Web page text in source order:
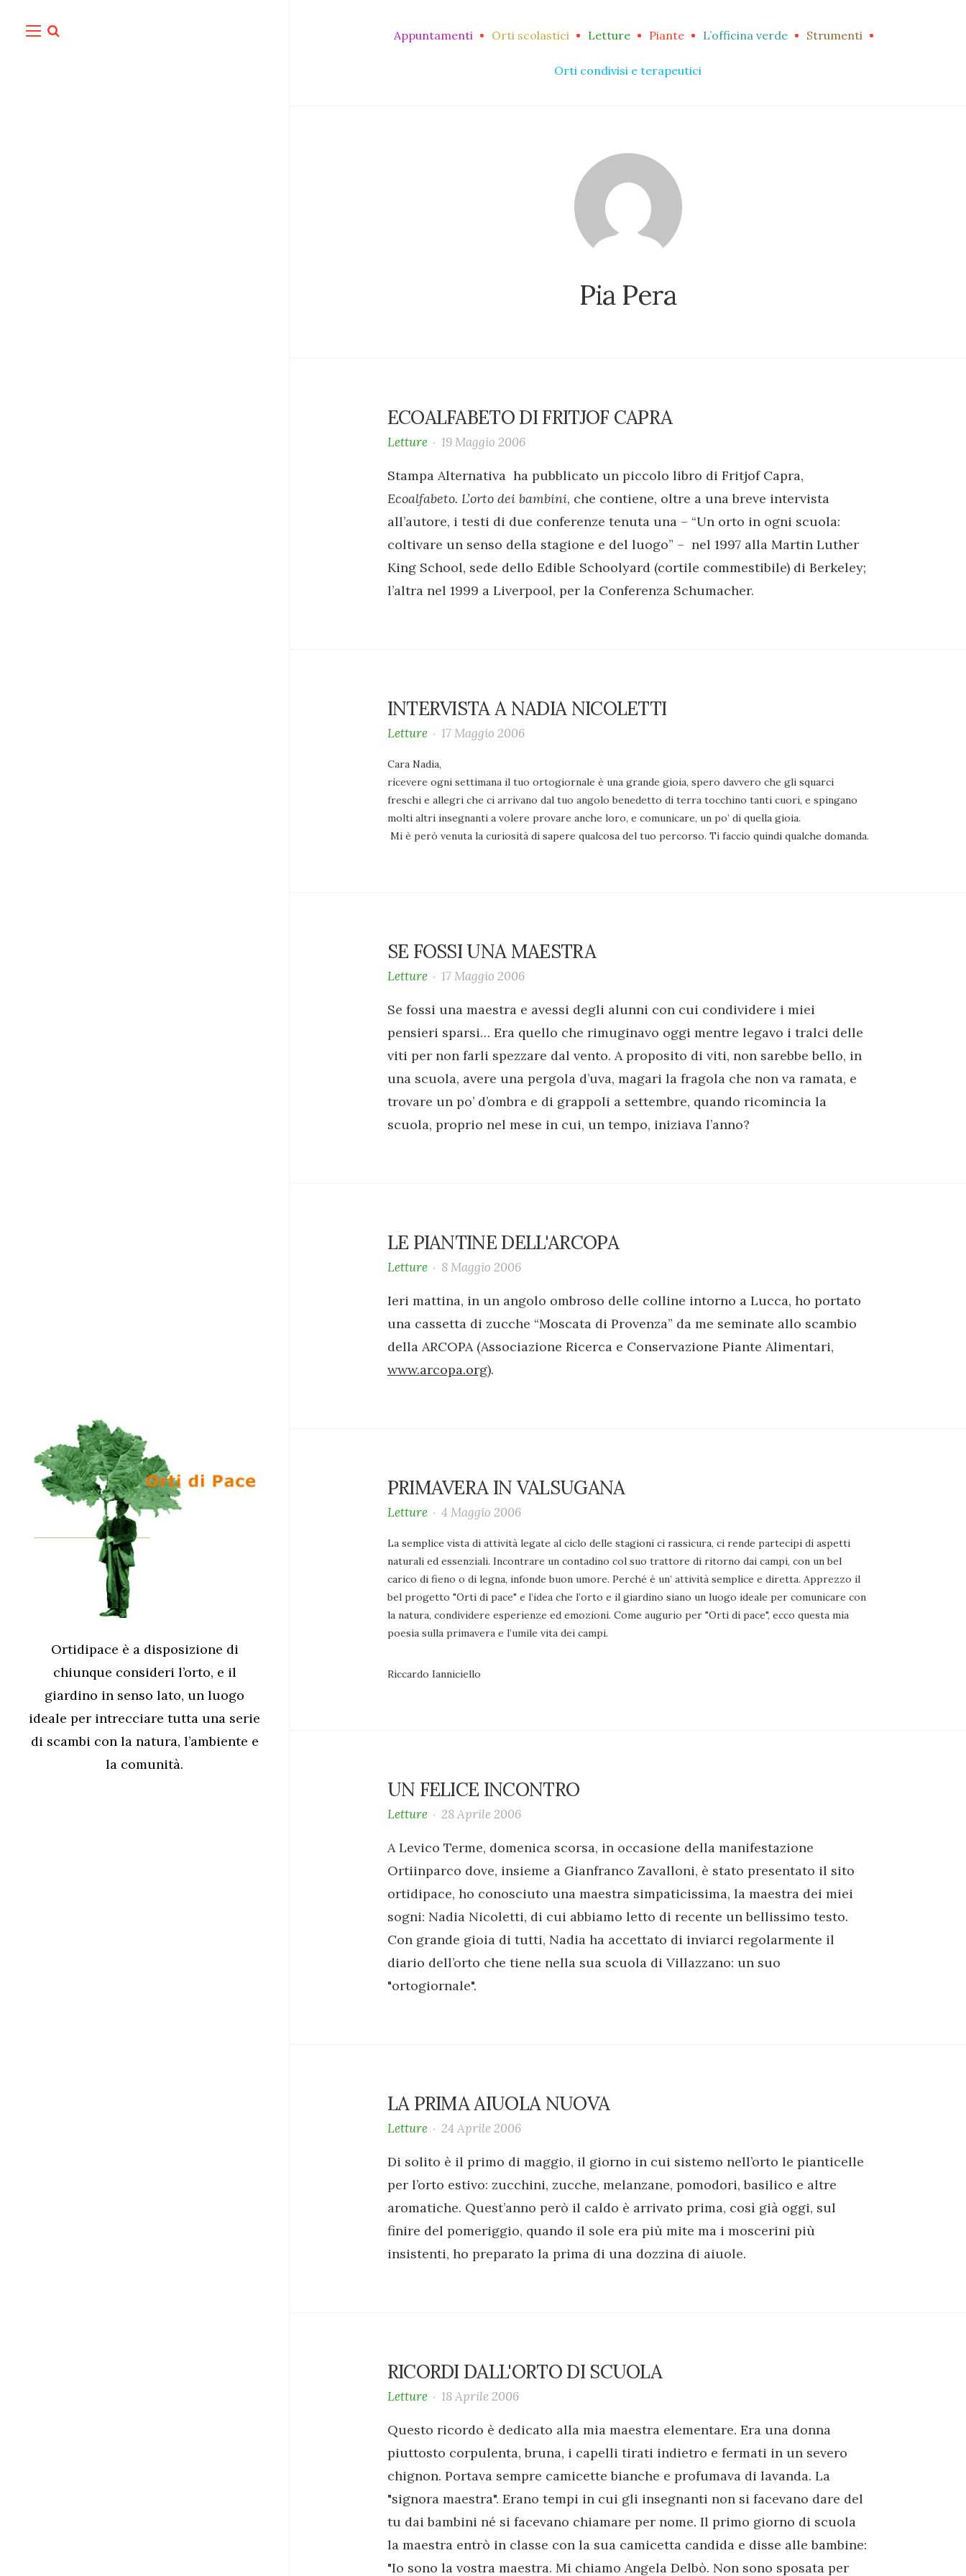
Ortidipace è a disposizione di
chiunque consideri l’orto, e il
giardino in senso lato, un luogo
ideale per intrecciare tutta una serie
di scambi con la natura, l’ambiente e
la comunità.
Appuntamenti Orti scolastici Letture Piante L’officina verde Strumenti
Orti condivisi e terapeutici
Pia Pera
ECOALFABETO DI FRITJOF CAPRA
Letture 19 Maggio 2006
Stampa Alternativa ha pubblicato un piccolo libro di Fritjof Capra,
Ecoalfabeto. L’orto dei bambini, che contiene, oltre a una breve intervista
all’autore, i testi di due conferenze tenuta una – “Un orto in ogni scuola:
coltivare un senso della stagione e del luogo” – nel 1997 alla Martin Luther
King School, sede dello Edible Schoolyard (cortile commestibile) di Berkeley;
l’altra nel 1999 a Liverpool, per la Conferenza Schumacher.
INTERVISTA A NADIA NICOLETTI
Letture 17 Maggio 2006
Cara Nadia,
ricevere ogni settimana il tuo ortogiornale è una grande gioia, spero davvero che gli squarci
freschi e allegri che ci arrivano dal tuo angolo benedetto di terra tocchino tanti cuori, e spingano
molti altri insegnanti a volere provare anche loro, e comunicare, un po’ di quella gioia.
Mi è però venuta la curiosità di sapere qualcosa del tuo percorso. Ti faccio quindi qualche domanda.
SE FOSSI UNA MAESTRA
Letture 17 Maggio 2006
Se fossi una maestra e avessi degli alunni con cui condividere i miei
pensieri sparsi… Era quello che rimuginavo oggi mentre legavo i tralci delle
viti per non farli spezzare dal vento. A proposito di viti, non sarebbe bello, in
una scuola, avere una pergola d’uva, magari la fragola che non va ramata, e
trovare un po’ d’ombra e di grappoli a settembre, quando ricomincia la
scuola, proprio nel mese in cui, un tempo, iniziava l’anno?
LE PIANTINE DELL'ARCOPA
Letture 8 Maggio 2006
Ieri mattina, in un angolo ombroso delle colline intorno a Lucca, ho portato
una cassetta di zucche “Moscata di Provenza” da me seminate allo scambio
della ARCOPA (Associazione Ricerca e Conservazione Piante Alimentari,
www.arcopa.org).
PRIMAVERA IN VALSUGANA
Letture 4 Maggio 2006
La semplice vista di attività legate al ciclo delle stagioni ci rassicura, ci rende partecipi di aspetti
naturali ed essenziali. Incontrare un contadino col suo trattore di ritorno dai campi, con un bel
carico di fieno o di legna, infonde buon umore. Perché è un’ attività semplice e diretta. Apprezzo il
bel progetto "Orti di pace" e l’idea che l’orto e il giardino siano un luogo ideale per comunicare con
la natura, condividere esperienze ed emozioni. Come augurio per "Orti di pace", ecco questa mia
poesia sulla primavera e l’umile vita dei campi.
Riccardo Ianniciello
UN FELICE INCONTRO
Letture 28 Aprile 2006
A Levico Terme, domenica scorsa, in occasione della manifestazione
Ortiinparco dove, insieme a Gianfranco Zavalloni, è stato presentato il sito
ortidipace, ho conosciuto una maestra simpaticissima, la maestra dei miei
sogni: Nadia Nicoletti, di cui abbiamo letto di recente un bellissimo testo.
Con grande gioia di tutti, Nadia ha accettato di inviarci regolarmente il
diario dell’orto che tiene nella sua scuola di Villazzano: un suo
"ortogiornale".
LA PRIMA AIUOLA NUOVA
Letture 24 Aprile 2006
Di solito è il primo di maggio, il giorno in cui sistemo nell’orto le pianticelle
per l’orto estivo: zucchini, zucche, melanzane, pomodori, basilico e altre
aromatiche. Quest’anno però il caldo è arrivato prima, così già oggi, sul
finire del pomeriggio, quando il sole era più mite ma i moscerini più
insistenti, ho preparato la prima di una dozzina di aiuole.
RICORDI DALL'ORTO DI SCUOLA
Letture 18 Aprile 2006
Questo ricordo è dedicato alla mia maestra elementare. Era una donna
piuttosto corpulenta, bruna, i capelli tirati indietro e fermati in un severo
chignon. Portava sempre camicette bianche e profumava di lavanda. La
"signora maestra". Erano tempi in cui gli insegnanti non si facevano dare del
tu dai bambini né si facevano chiamare per nome. Il primo giorno di scuola
la maestra entrò in classe con la sua camicetta candida e disse alle bambine:
"Io sono la vostra maestra. Mi chiamo Angela Delbò. Non sono sposata per